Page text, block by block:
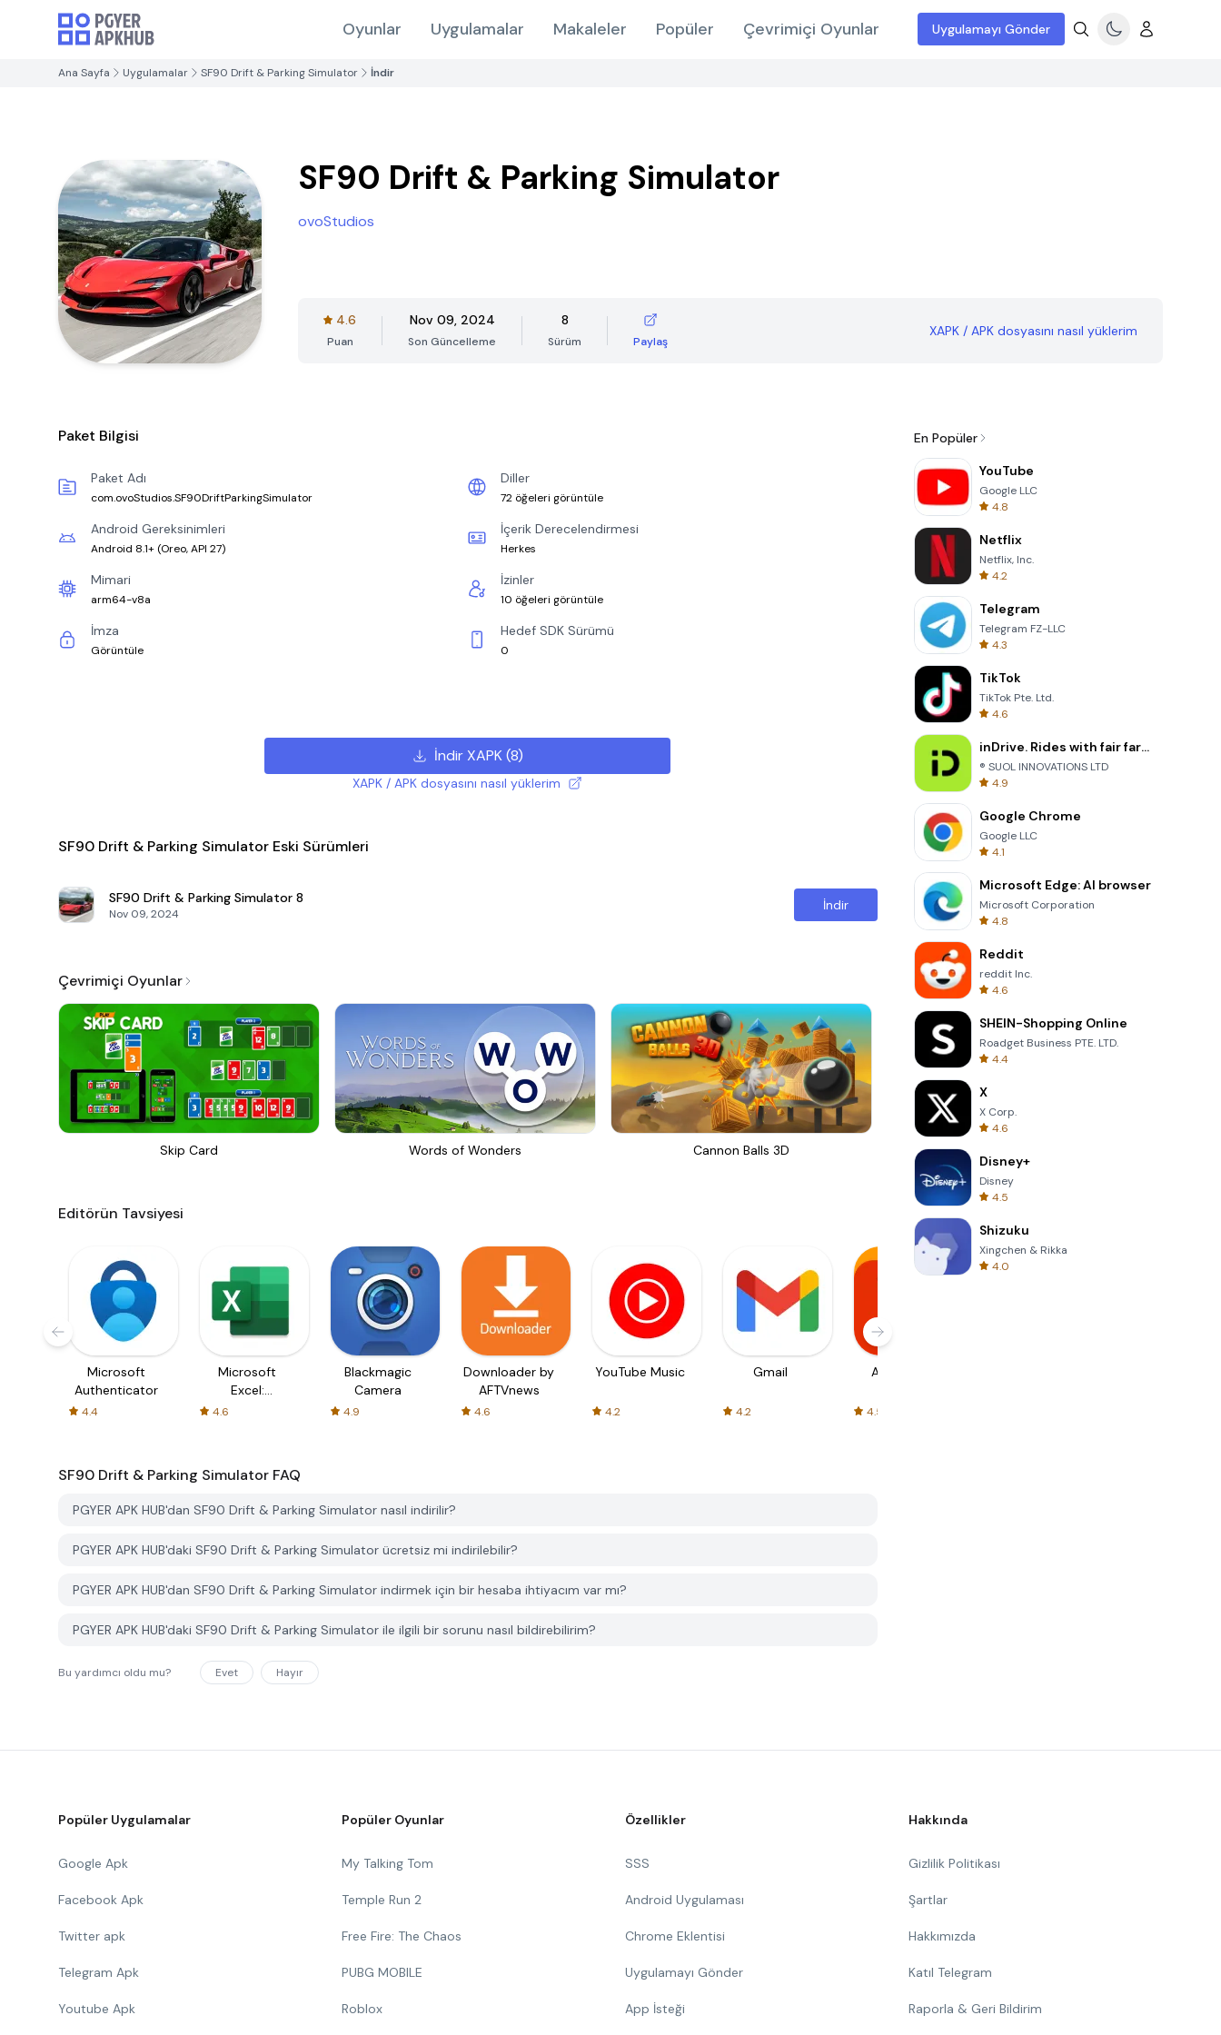
Oyunlar Uygulamalar Makaleler Popüler Çevrimiçi Oyunlar Uygulamayı Gönder
Ana Sayfa Uygulamalar SF90 Drift & Parking Simulator İndir
SF90 Drift & Parking Simulator
ovoStudios
4.6
Puan
Nov 09, 2024
Son Güncelleme
8
Sürüm Paylaş
XAPK / APK dosyasını nasıl yüklerim
Paket Bilgisi
Paket Adı
com.ovoStudios.SF90DriftParkingSimulator
Diller
72 öğeleri görüntüle
Android Gereksinimleri
Android 8.1+ (Oreo, API 27)
İçerik Derecelendirmesi
Herkes
Mimari
arm64-v8a
İzinler
10 öğeleri görüntüle
İmza
Görüntüle
Hedef SDK Sürümü
0
İndir XAPK(8)
XAPK / APK dosyasını nasıl yüklerim
SF90 Drift & Parking Simulator Eski Sürümleri
SF90 Drift & Parking Simulator 8
Nov 09, 2024
İndir
Çevrimiçi Oyunlar
Skip Card Words of Wonders Cannon Balls 3D Totemia Cursed Marbels
Editörün Tavsiyesi
Microsoft
Authenticator
4.4
Microsoft
Excel:
Spreadsheets
4.6
Blackmagic
Camera
4.9
Downloader by
AFTVnews
4.6
YouTube Music
4.2
Gmail
4.2
AliExpress
4.5
SF90 Drift & Parking Simulator FAQ
PGYER APK HUB'dan SF90 Drift & Parking Simulator nasıl indirilir?
PGYER APK HUB'daki SF90 Drift & Parking Simulator ücretsiz mi indirilebilir?
PGYER APK HUB'dan SF90 Drift & Parking Simulator indirmek için bir hesaba ihtiyacım var mı?
PGYER APK HUB'daki SF90 Drift & Parking Simulator ile ilgili bir sorunu nasıl bildirebilirim?
Bu yardımcı oldu mu? Evet Hayır
En Popüler
YouTube
Google LLC
4.8
Netflix
Netflix, Inc.
4.2
Telegram
Telegram FZ-LLC
4.3
TikTok
TikTok Pte. Ltd.
4.6
inDrive. Rides with fair fares
® SUOL INNOVATIONS LTD
4.9
Google Chrome
Google LLC
4.1
Microsoft Edge: AI browser
Microsoft Corporation
4.8
Reddit
reddit Inc.
4.6
SHEIN-Shopping Online
Roadget Business PTE. LTD.
4.4
X
X Corp.
4.6
Disney+
Disney
4.5
Shizuku
Xingchen & Rikka
4.0
Popüler Uygulamalar
Google Apk
Facebook Apk
Twitter apk
Telegram Apk
Youtube Apk
Popüler Oyunlar
My Talking Tom
Temple Run 2
Free Fire: The Chaos
PUBG MOBILE
Roblox
Özellikler
SSS
Android Uygulaması
Chrome Eklentisi
Uygulamayı Gönder
App İsteği
Hakkında
Gizlilik Politikası
Şartlar
Hakkımızda
Katıl Telegram
Raporla & Geri Bildirim